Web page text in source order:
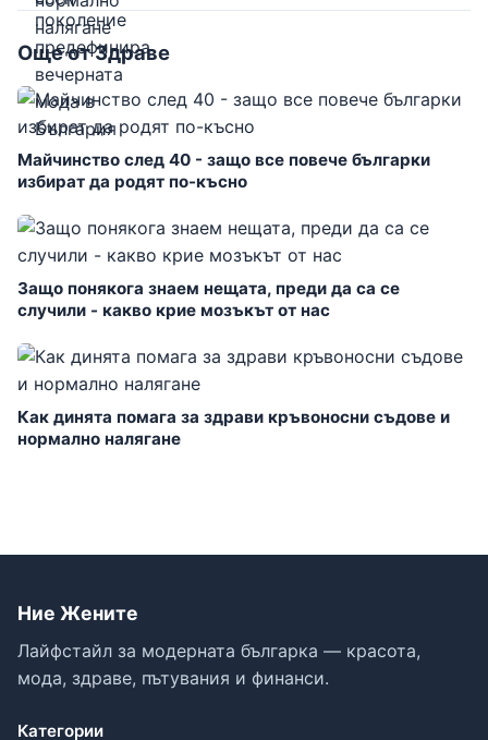
Още от Здраве
Майчинство след 40 - защо все повече българки
избират да родят по-късно
Защо понякога знаем нещата, преди да са се
случили - какво крие мозъкът от нас
Как динята помага за здрави кръвоносни съдове и
нормално налягане
Ние Жените
Лайфстайл за модерната българка — красота,
мода, здраве, пътувания и финанси.
Категории